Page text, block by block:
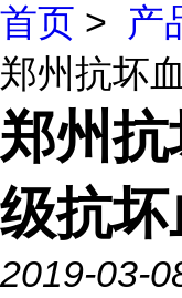
首页 > 产
郑州抗坏
郑州
级抗
2019-03-